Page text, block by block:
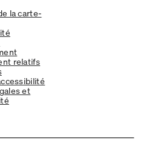
la carte-
relatifs
et